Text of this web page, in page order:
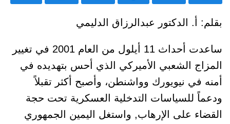
بقلم: أ. الدكتور عبدالرزاق الدليمي
ساعدت أحداث 11 أيلول من العام 2001 في تغيير
المزاج الشعبي الأميركي الذي أحس بتهديده في
أمنه في نيويورك وواشنطن، وأصبح أكثر تقبلاً
ودعماً للسياسات التدخلية العسكرية تحت حجة
القضاء على الإرهاب, واستغل اليمين الجمهوري